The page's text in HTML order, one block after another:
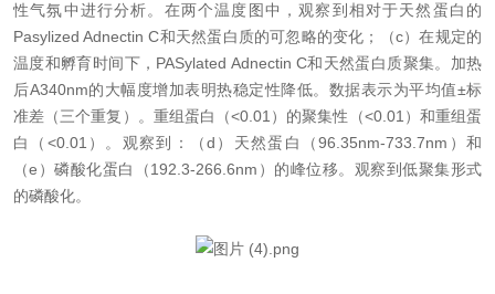
性气氛中进行分析。在两个温度图中，观察到相对于天然蛋白的
Pasylized Adnectin C和天然蛋白质的可忽略的变化；（c）在规定的
温度和孵育时间下，PASylated Adnectin C和天然蛋白质聚集。加热
后A340nm的大幅度增加表明热稳定性降低。数据表示为平均值±标
准差（三个重复）。重组蛋白（<0.01）的聚集性（<0.01）和重组蛋
白（<0.01）。观察到：（d）天然蛋白（96.35nm-733.7nm）和
（e）磷酸化蛋白（192.3-266.6nm）的峰位移。观察到低聚集形式
的磷酸化。